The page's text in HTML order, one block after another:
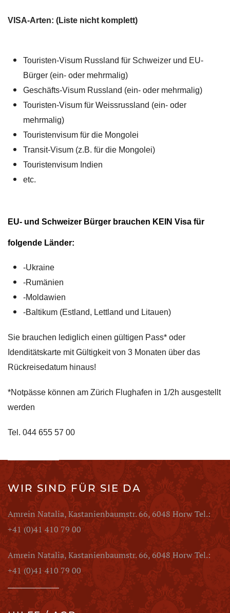
VISA-Arten: (Liste nicht komplett)
Touristen-Visum Russland für Schweizer und EU-
Bürger (ein- oder mehrmalig)
Geschäfts-Visum Russland (ein- oder mehrmalig)
Touristen-Visum für Weissrussland (ein- oder
mehrmalig)
Touristenvisum für die Mongolei
Transit-Visum (z.B. für die Mongolei)
Touristenvisum Indien
etc.
EU- und Schweizer Bürger brauchen KEIN Visa für
folgende Länder:
-Ukraine
-Rumänien
-Moldawien
-Baltikum (Estland, Lettland und Litauen)
Sie brauchen lediglich einen gültigen Pass* oder
Idenditätskarte mit Gültigkeit von 3 Monaten über das
Rückreisedatum hinaus!
*Notpässe können am Zürich Flughafen in 1/2h ausgestellt
werden
Tel. 044 655 57 00
WIR SIND FÜR SIE DA
Amrein Natalia, Kastanienbaumstr. 66, 6048 Horw Tel.:
+41 (0)41 410 79 00
Amrein Natalia, Kastanienbaumstr. 66, 6048 Horw Tel.:
+41 (0)41 410 79 00